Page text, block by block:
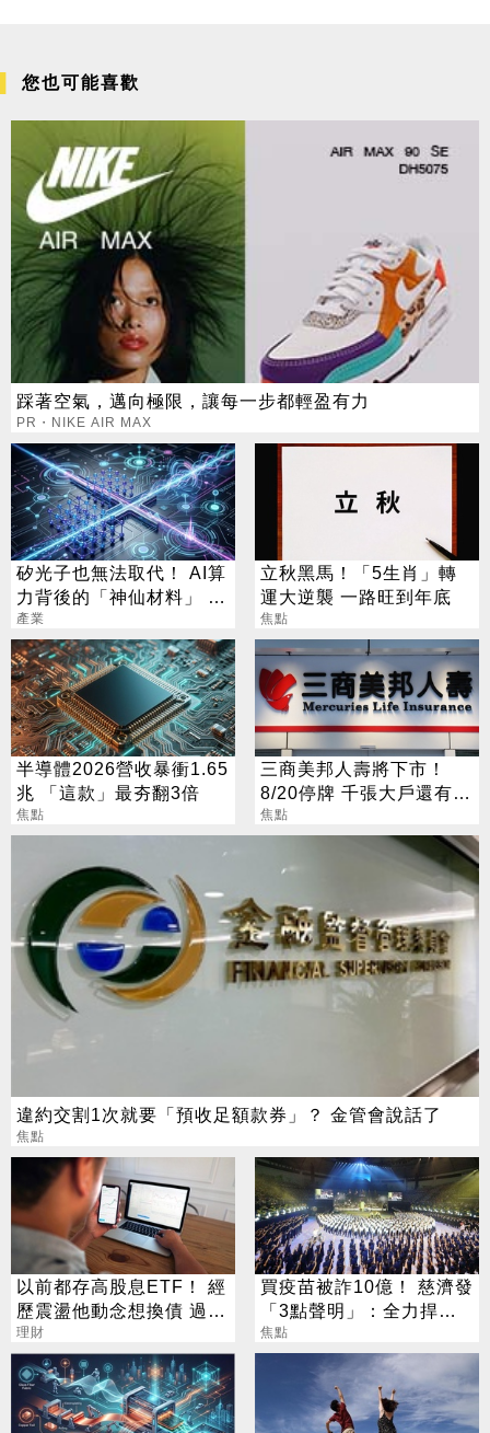
您也可能喜歡
踩著空氣，邁向極限，讓每一步都輕盈有力
PR・NIKE AIR MAX
矽光子也無法取代！ AI算
力背後的「神仙材料」 這
幾家默默爆賺
產業
立秋黑馬！「5生肖」轉
運大逆襲 一路旺到年底
焦點
半導體2026營收暴衝1.65
兆 「這款」最夯翻3倍
焦點
三商美邦人壽將下市！
8/20停牌 千張大戶還有
252人
焦點
違約交割1次就要「預收足額款券」？ 金管會說話了
焦點
以前都存高股息ETF！ 經
歷震盪他動念想換債 過來
人說話了
理財
買疫苗被詐10億！ 慈濟發
「3點聲明」：全力捍衛
捐款人權益
焦點